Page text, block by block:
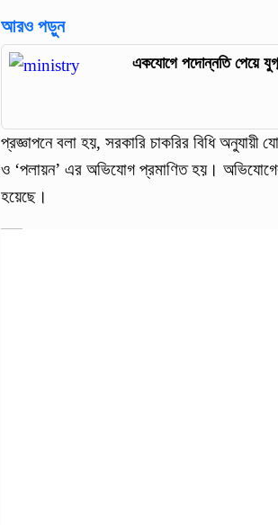
আরও পড়ুন
একযোগে পদোন্নতি পেয়ে
প্রজ্ঞাপনে বলা হয়, সরকারি চাকরির বিধি অনুযায়ী
ও ‘পলায়ন’ এর অভিযোগ প্রমাণিত হয়।
হয়েছে।